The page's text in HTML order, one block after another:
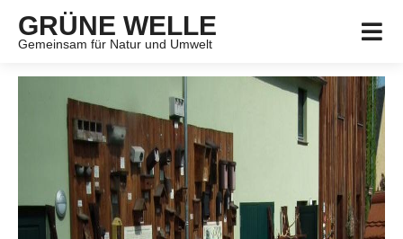
GRÜNE WELLE
Gemeinsam für Natur und Umwelt